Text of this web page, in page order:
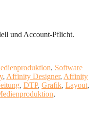
und Account-Pflicht.
, Software
, Affinity Designer, Affinity
, DTP, Grafik, Layout,
,